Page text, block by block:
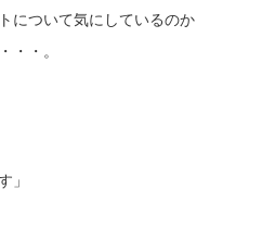
について気にしているのか
・・。
」